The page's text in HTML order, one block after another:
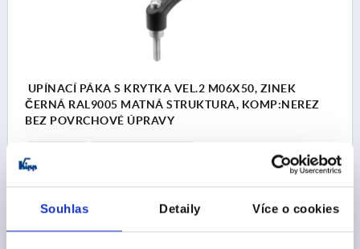
Souhlas Detaily Více o cookies
UPÍNACÍ PÁKA S KRYTKA VEL.2 M06X50, ZINEK
ČERNÁ RAL9005 MATNÁ STRUKTURA, KOMP:NEREZ
BEZ POVRCHOVÉ ÚPRAVY
BARVA ZÁKLADNÍHO TĚLESA=ČERNÁ RAL 9005
VELIKOST=2
POVRCH ZÁKLADNÍHO TĚLESA=MATNÁ STRUKTURA